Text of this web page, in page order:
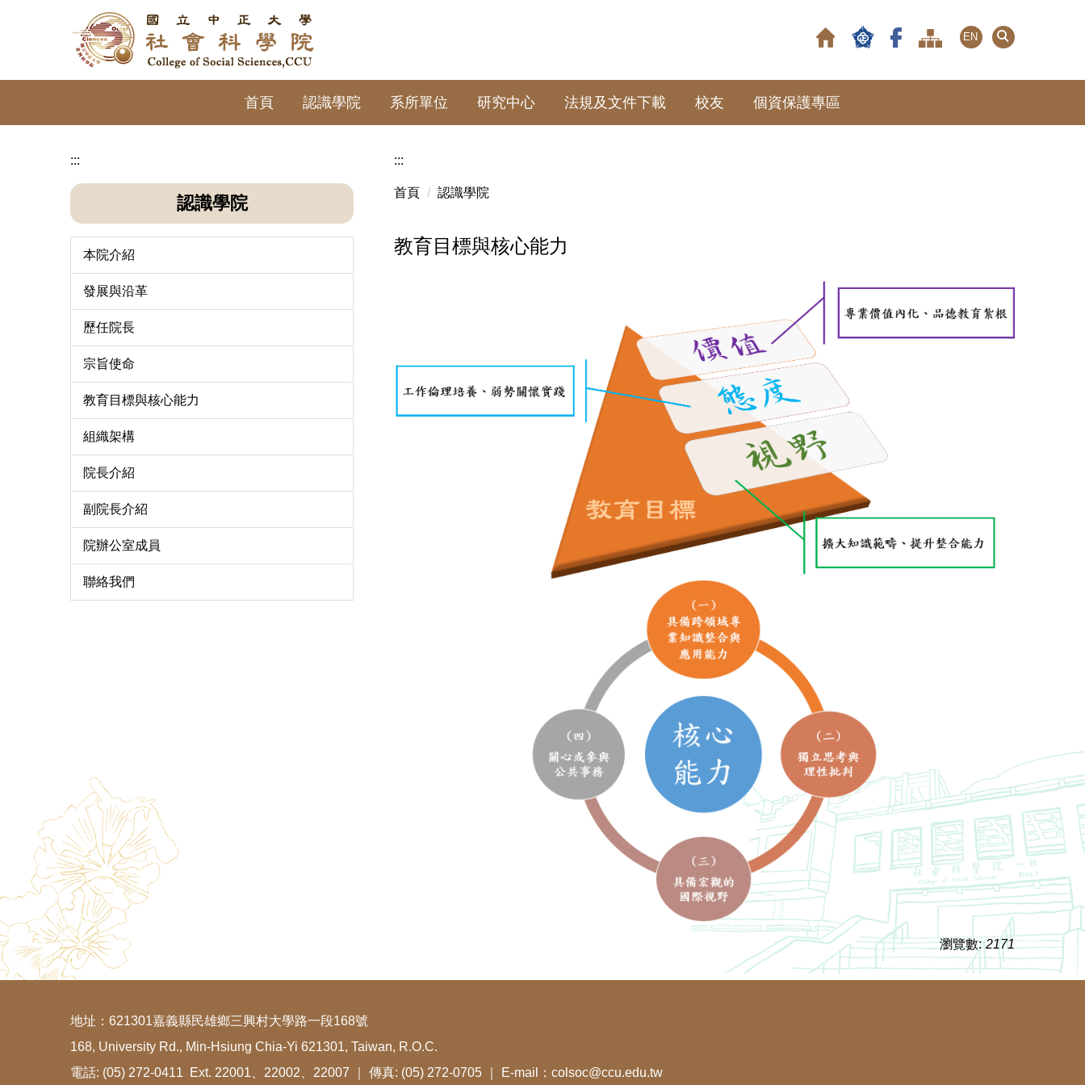
區
EN
首頁 認識學院 系所單位 研究中心 法規及文件下載 校友 個資保護專區
:::
認識學院
本院介紹
發展與沿革
歷任院長
宗旨使命
教育目標與核心能力
組織架構
院長介紹
副院長介紹
院辦公室成員
聯絡我們
:::
首頁 認識學院
教育目標與核心能力
瀏覽數: 2171
地址：621301嘉義縣民雄鄉三興村大學路一段168號
168, University Rd., Min-Hsiung Chia-Yi 621301, Taiwan, R.O.C.
電話: (05) 272-0411 Ext. 22001、22002、22007 ｜ 傳真: (05) 272-0705 ｜ E-mail：colsoc@ccu.edu.tw